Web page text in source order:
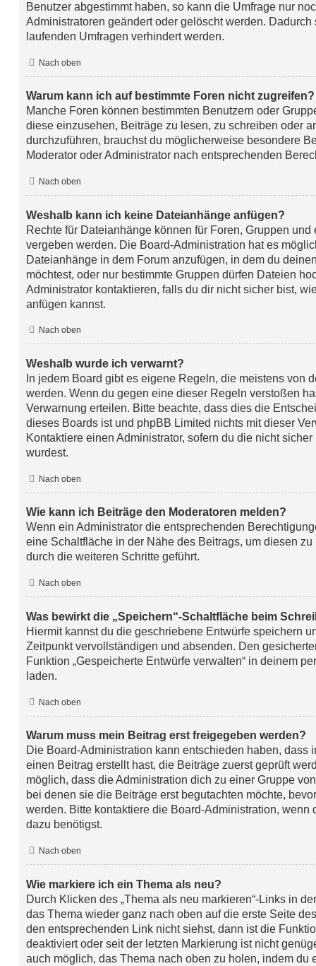
Benutzer abgestimmt haben, so kann die Umfrage nur
Administratoren geändert oder gelöscht werden.
laufenden Umfragen verhindert werden.
Nach oben
Warum kann ich auf bestimmte Foren nicht zugreifen?
Manche Foren können bestimmten Benutzern oder
diese einzusehen, Beiträge zu lesen, zu schreiben oder
durchzuführen, brauchst du möglicherweise besondere
Moderator oder Administrator nach entsprechenden
Nach oben
Weshalb kann ich keine Dateianhänge anfügen?
Rechte für Dateianhänge können für Foren, Gruppen
vergeben werden. Die Board-Administration hat es
Dateianhänge in dem Forum anzufügen, in dem du
möchtest, oder nur bestimmte Gruppen dürfen Dateien
Administrator kontaktieren, falls du dir nicht sicher bist,
anfügen kannst.
Nach oben
Weshalb wurde ich verwarnt?
In jedem Board gibt es eigene Regeln, die meistens von
werden. Wenn du gegen eine dieser Regeln verstoßen
Verwarnung erteilen. Bitte beachte, dass dies die
dieses Boards ist und phpBB Limited nichts mit dieser
Kontaktiere einen Administrator, sofern du die nicht
wurdest.
Nach oben
Wie kann ich Beiträge den Moderatoren melden?
Wenn ein Administrator die entsprechenden
eine Schaltfläche in der Nähe des Beitrags, um diesen
durch die weiteren Schritte geführt.
Nach oben
Was bewirkt die „Speichern“-Schaltfläche beim
Hiermit kannst du die geschriebene Entwürfe speichern
Zeitpunkt vervollständigen und absenden. Den
Funktion „Gespeicherte Entwürfe verwalten“ in deinem
laden.
Nach oben
Warum muss mein Beitrag erst freigegeben werden?
Die Board-Administration kann entschieden haben, dass
einen Beitrag erstellt hast, die Beiträge zuerst geprüft
möglich, dass die Administration dich zu einer Gruppe
bei denen sie die Beiträge erst begutachten möchte,
werden. Bitte kontaktiere die Board-Administration, wenn
dazu benötigst.
Nach oben
Wie markiere ich ein Thema als neu?
Durch Klicken des „Thema als neu markieren“-Links in
das Thema wieder ganz nach oben auf die erste Seite
den entsprechenden Link nicht siehst, dann ist die
deaktiviert oder seit der letzten Markierung ist nicht
auch möglich, das Thema nach oben zu holen, indem du